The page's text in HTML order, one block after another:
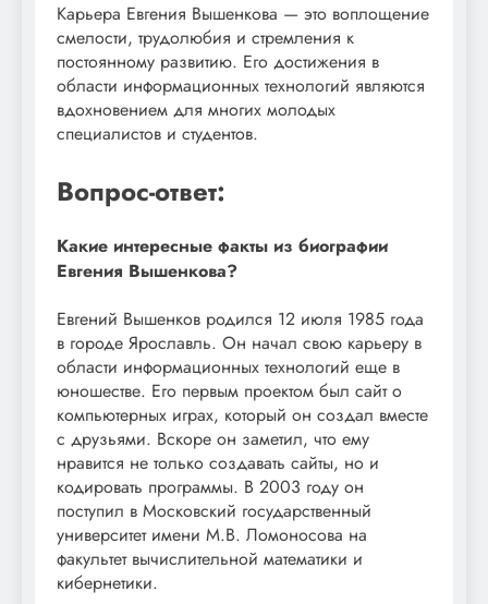
Карьера Евгения Вышенкова — это воплощение
смелости, трудолюбия и стремления к
постоянному развитию. Его достижения в
области информационных технологий являются
вдохновением для многих молодых
специалистов и студентов.
Вопрос-ответ:
Какие интересные факты из биографии
Евгения Вышенкова?
Евгений Вышенков родился 12 июля 1985 года
в городе Ярославль. Он начал свою карьеру в
области информационных технологий еще в
юношестве. Его первым проектом был сайт о
компьютерных играх, который он создал вместе
с друзьями. Вскоре он заметил, что ему
нравится не только создавать сайты, но и
кодировать программы. В 2003 году он
поступил в Московский государственный
университет имени М.В. Ломоносова на
факультет вычислительной математики и
кибернетики.